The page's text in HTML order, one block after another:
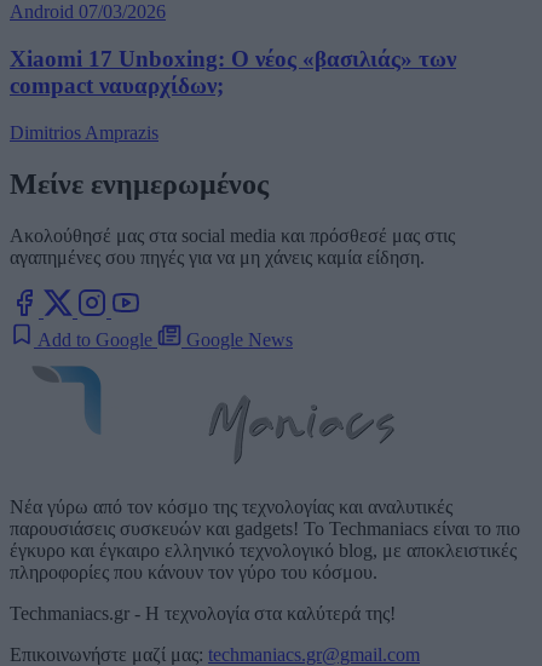
Android 07/03/2026
Xiaomi 17 Unboxing: Ο νέος «βασιλιάς» των
compact ναυαρχίδων;
Dimitrios Amprazis
Μείνε ενημερωμένος
Ακολούθησέ μας στα social media και πρόσθεσέ μας στις
αγαπημένες σου πηγές για να μη χάνεις καμία είδηση.
Add to Google Google News
Νέα γύρω από τον κόσμο της τεχνολογίας και αναλυτικές
παρουσιάσεις συσκευών και gadgets! Το Techmaniacs είναι το πιο
έγκυρο και έγκαιρο ελληνικό τεχνολογικό blog, με αποκλειστικές
πληροφορίες που κάνουν τον γύρο του κόσμου.
Techmaniacs.gr - Η τεχνολογία στα καλύτερά της!
Επικοινωνήστε μαζί μας: techmaniacs.gr@gmail.com